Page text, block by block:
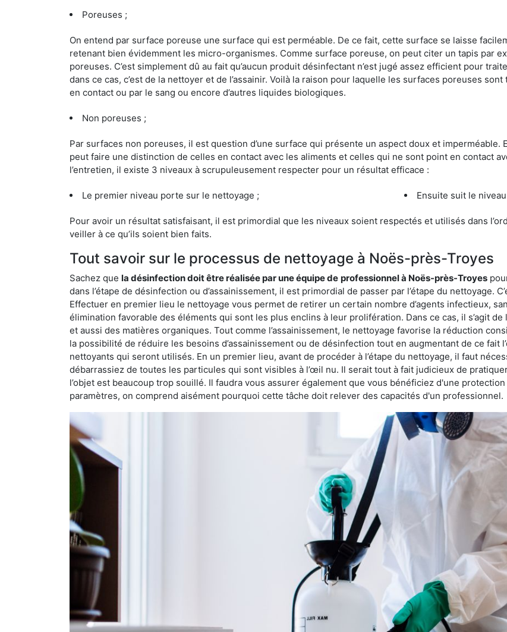
Poreuses ;
On entend par surface poreuse une surface qui est perméable. De ce fait, cette surface se laisse
retenant bien évidemment les micro-organismes. Comme surface poreuse, on peut citer un tapis par
poreuses. C’est simplement dû au fait qu’aucun produit désinfectant n’est jugé assez efficient pour
dans ce cas, c’est de la nettoyer et de l’assainir. Voilà la raison pour laquelle les surfaces poreuses
en contact ou par le sang ou encore d’autres liquides biologiques.
Non poreuses ;
Par surfaces non poreuses, il est question d’une surface qui présente un aspect doux et
peut faire une distinction de celles en contact avec les aliments et celles qui ne sont point en contact
l’entretien, il existe 3 niveaux à scrupuleusement respecter pour un résultat efficace :
Le premier niveau porte sur le nettoyage ; Ensuite suit le
Pour avoir un résultat satisfaisant, il est primordial que les niveaux soient respectés et utilisés dans
veiller à ce qu’ils soient bien faits.
Tout savoir sur le processus de nettoyage à Noës-près-Troyes
Sachez que la désinfection doit être réalisée par une équipe de professionnel à Noës-près-Troyes
dans l’étape de désinfection ou d’assainissement, il est primordial de passer par l’étape du nettoyage.
Effectuer en premier lieu le nettoyage vous permet de retirer un certain nombre d’agents infectieux,
élimination favorable des éléments qui sont les plus enclins à leur prolifération. Dans ce cas, il s’agit de
et aussi des matières organiques. Tout comme l’assainissement, le nettoyage favorise la réduction
la possibilité de réduire les besoins d’assainissement ou de désinfection tout en augmentant de ce fait
nettoyants qui seront utilisés. En un premier lieu, avant de procéder à l’étape du nettoyage, il faut
débarrassiez de toutes les particules qui sont visibles à l’œil nu. Il serait tout à fait judicieux de
l’objet est beaucoup trop souillé. Il faudra vous assurer également que vous bénéficiez d'une
paramètres, on comprend aisément pourquoi cette tâche doit relever des capacités d'un professionnel.